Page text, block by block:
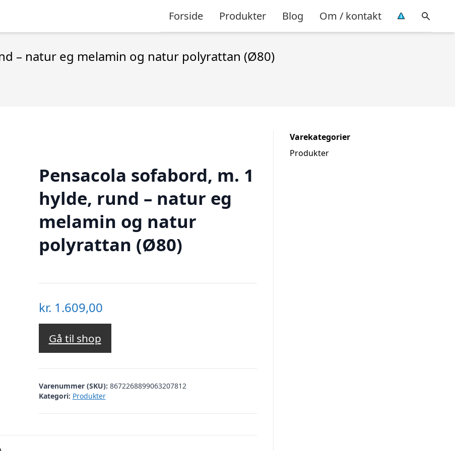
Forside Produkter Blog Om / kontakt
– natur eg melamin og natur polyrattan (Ø80)
Pensacola sofabord, m. 1
hylde, rund – natur eg
melamin og natur
polyrattan (Ø80)
kr. 1.609,00
Gå til shop
Varenummer (SKU): 8672268899063207812
Kategori: Produkter
Varekategorier
Produkter